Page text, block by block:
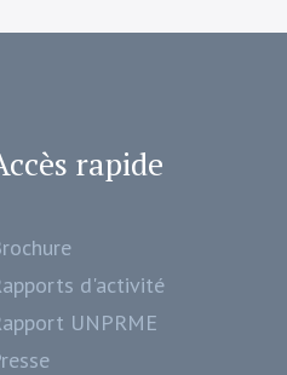
rapide
d'activité
UNPRME